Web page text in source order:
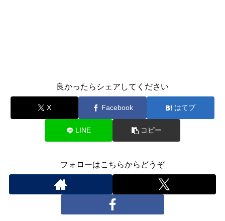
良かったらシェアしてください
X Facebook はてブ
LINE コピー
フォローはこちらからどうぞ